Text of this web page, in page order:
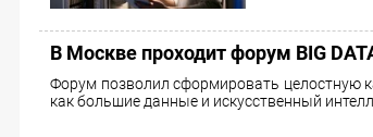
В Москве проходит форум BIG
Форум позволил сформировать целостную
как большие данные и искусственный